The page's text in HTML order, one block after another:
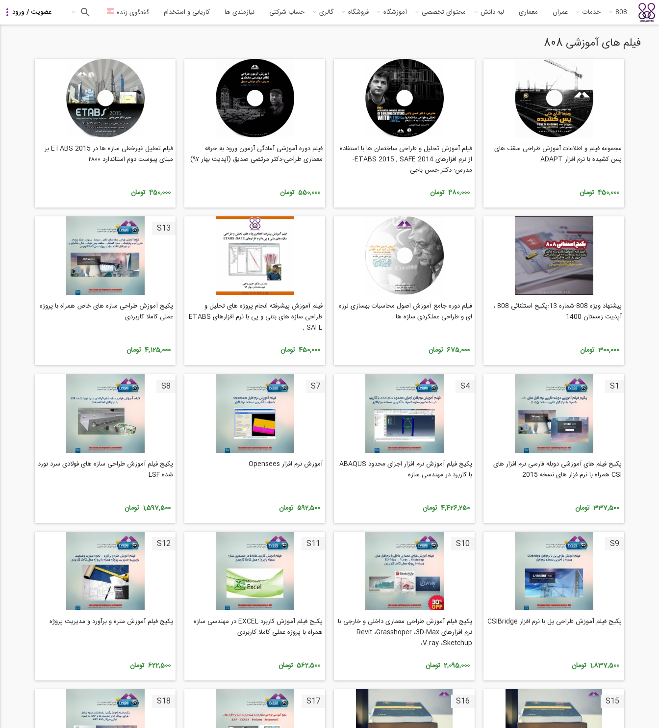
808 خدمات عمران معماری لبه دانش محتوای تخصصی آموزشگاه فروشگاه گالری حساب شرکتی نیازمندی ها کاریابی و استخدام گفتگوی زنده
فیلم های آموزشی 808
مجموعه فیلم و اطلاعات آموزش طراحی سقف های
پس کشیده با نرم افزار ADAPT
450,000 تومان
فیلم آموزش تحلیل و طراحی ساختمان ها با استفاده
از نرم افزارهای ETABS 2015 , SAFE 2014-
مدرس: دکتر حسن باجی
480,000 تومان
فیلم دوره آموزشی آمادگی آزمون ورود به حرفه
معماری طراحی-دکتر مرتضی صدیق (آپدیت بهار ۹۷)
550,000 تومان
فیلم تحلیل غیرخطی سازه ها در ETABS 2015 بر
مبنای پیوست دوم استاندارد ۲۸۰۰
450,000 تومان
پیشنهاد ویژه 808-شماره 13:پکیج استثنائی 808 ،
آپدیت زمستان 1400
300,000 تومان
فیلم دوره جامع آموزش اصول محاسبات بهسازی لرزه
ای و طراحی عملکردی سازه ها
675,000 تومان
فیلم آموزش پیشرفته انجام پروژه های تحلیل و
طراحی سازه های بتنی و پی با نرم افزارهای ETABS
, SAFE
450,000 تومان
S13
پکیج آموزش طراحی سازه های خاص همراه با پروژه
عملی کاملا کاربردی
4,125,000 تومان
S1
پکیج فیلم های آموزشی دوبله فارسی نرم افزار های
CSI همراه با نرم فزار های نسخه 2015
337,500 تومان
S4
پکیج فیلم آموزش نرم افزار اجزای محدود ABAQUS
با کاربرد در مهندسی سازه
4,426,250 تومان
S7
آموزش نرم افزار Opensees
592,500 تومان
S8
پکیج فیلم آموزش طراحی سازه های فولادی سرد نورد
شده LSF
1,597,500 تومان
S9
پکیج فیلم آموزش طراحی پل با نرم افزار CSIBridge
1,837,500 تومان
S10
پکیج فیلم آموزش طراحی معماری داخلی و خارجی با
نرم افزارهای Revit ،Grasshoper ،3D-Max
،V.ray ،Sketchup
2,095,000 تومان
S11
پکیج فیلم آموزش کاربرد EXCEL در مهندسی سازه
همراه با پروژه عملی کاملا کاربردی
562,500 تومان
S12
پکیج فیلم آموزش متره و برآورد و مدیریت پروژه
622,500 تومان
S15
S16
S17
S18